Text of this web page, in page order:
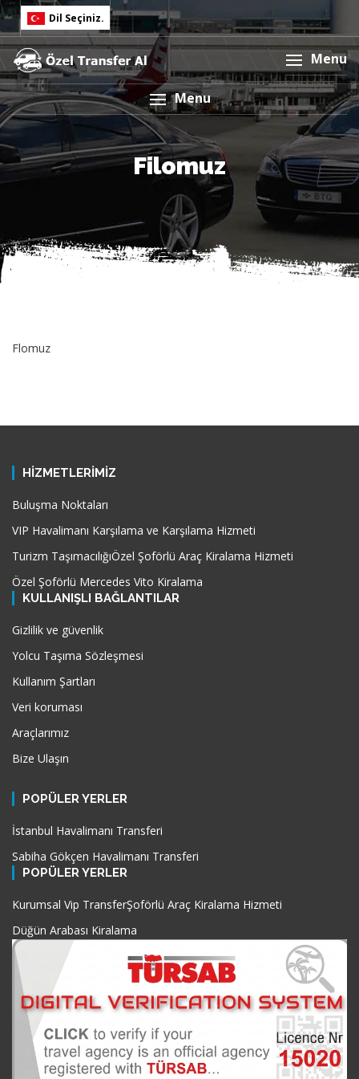
Dil Seçiniz.
English
Türkçe
Menu
Menu
Filomuz
Flomuz
HİZMETLERİMİZ
Buluşma Noktaları
VIP Havalimanı Karşılama ve Karşılama Hizmeti
Turizm TaşımacılığıÖzel Şoförlü Araç Kiralama Hizmeti
Özel Şoförlü Mercedes Vito Kiralama
KULLANIŞLI BAĞLANTILAR
Gizlilik ve güvenlik
Yolcu Taşıma Sözleşmesi
Kullanım Şartları
Veri koruması
Araçlarımız
Bize Ulaşın
POPÜLER YERLER
İstanbul Havalimanı Transferi
Sabiha Gökçen Havalimanı Transferi
POPÜLER YERLER
Kurumsal Vip TransferŞoförlü Araç Kiralama Hizmeti
Düğün Arabası Kiralama